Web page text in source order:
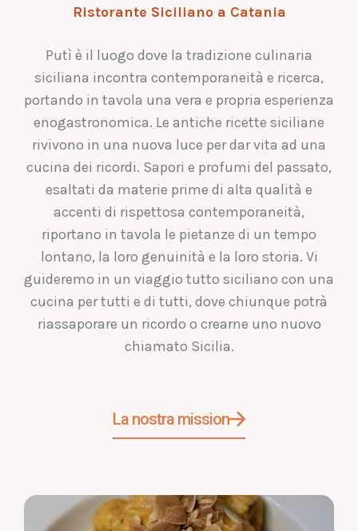
Ristorante Siciliano a Catania
Putì è il luogo dove la tradizione culinaria
siciliana incontra contemporaneità e ricerca,
portando in tavola una vera e propria esperienza
enogastronomica. Le antiche ricette siciliane
rivivono in una nuova luce per dar vita ad una
cucina dei ricordi. Sapori e profumi del passato,
esaltati da materie prime di alta qualità e
accenti di rispettosa contemporaneità,
riportano in tavola le pietanze di un tempo
lontano, la loro genuinità e la loro storia. Vi
guideremo in un viaggio tutto siciliano con una
cucina per tutti e di tutti, dove chiunque potrà
riassaporare un ricordo o crearne uno nuovo
chiamato Sicilia.
La nostra mission